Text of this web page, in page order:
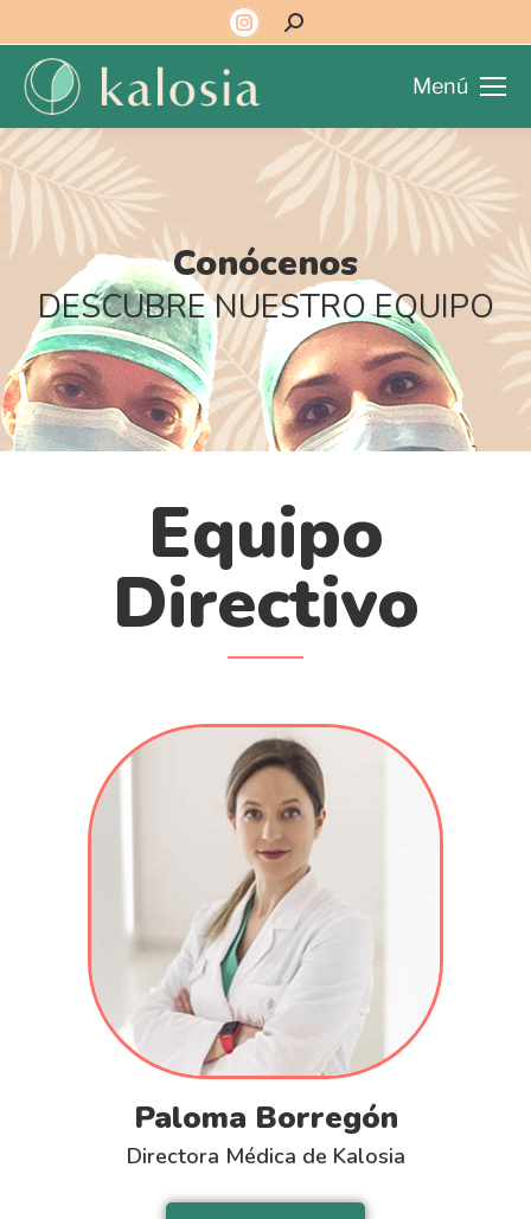
Menú
Conócenos
DESCUBRE NUESTRO EQUIPO
Equipo
Directivo
Paloma Borregón
Directora Médica de Kalosia